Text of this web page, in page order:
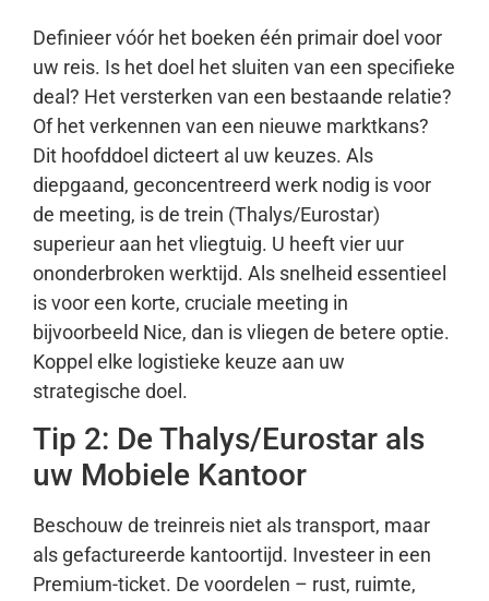
Definieer vóór het boeken één primair doel voor
uw reis. Is het doel het sluiten van een specifieke
deal? Het versterken van een bestaande relatie?
Of het verkennen van een nieuwe marktkans?
Dit hoofddoel dicteert al uw keuzes. Als
diepgaand, geconcentreerd werk nodig is voor
de meeting, is de trein (Thalys/Eurostar)
superieur aan het vliegtuig. U heeft vier uur
ononderbroken werktijd. Als snelheid essentieel
is voor een korte, cruciale meeting in
bijvoorbeeld Nice, dan is vliegen de betere optie.
Koppel elke logistieke keuze aan uw
strategische doel.
Tip 2: De Thalys/Eurostar als
uw Mobiele Kantoor
Beschouw de treinreis niet als transport, maar
als gefactureerde kantoortijd. Investeer in een
Premium-ticket. De voordelen – rust, ruimte,